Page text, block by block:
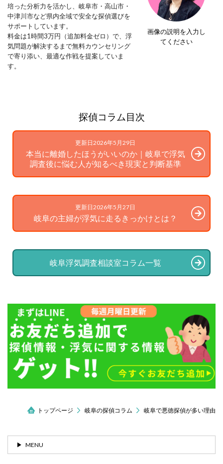
画像の説明を入力し
てください
培った分析力を活かし、岐阜市・高山市・
中津川市など県内全域で安全な探偵選びを
サポートしています。
料金は1時間3万円（追加料金ゼロ）で、浮
気問題が解決するまで無料カウンセリング
で寄り添い、最適な作戦を提案していま
す。
探偵コラム目次
更新日2026年5月29日
本当に離婚したほうがいいのか｜岐阜で浮気
調査後に悩む人が知るべき現実と判断基準
更新日2026年5月27日
岐阜の主婦が浮気に走るきっかけとは？
岐阜浮気調査相談室コラム一覧
トップページ 岐阜の探偵コラム 岐阜で悪徳探偵が多い理由
MENU